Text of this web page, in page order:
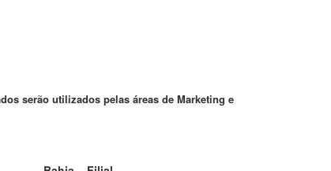
serão utilizados pelas áreas de Marketing e